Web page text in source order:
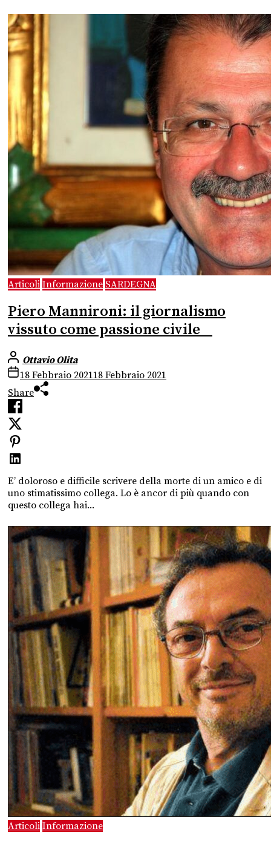
Articoli Informazione SARDEGNA
Piero Mannironi: il giornalismo
vissuto come passione civile
Ottavio Olita
18 Febbraio 202118 Febbraio 2021
Share
E’ doloroso e difficile scrivere della morte di un amico e di
uno stimatissimo collega. Lo è ancor di più quando con
questo collega hai...
Articoli Informazione